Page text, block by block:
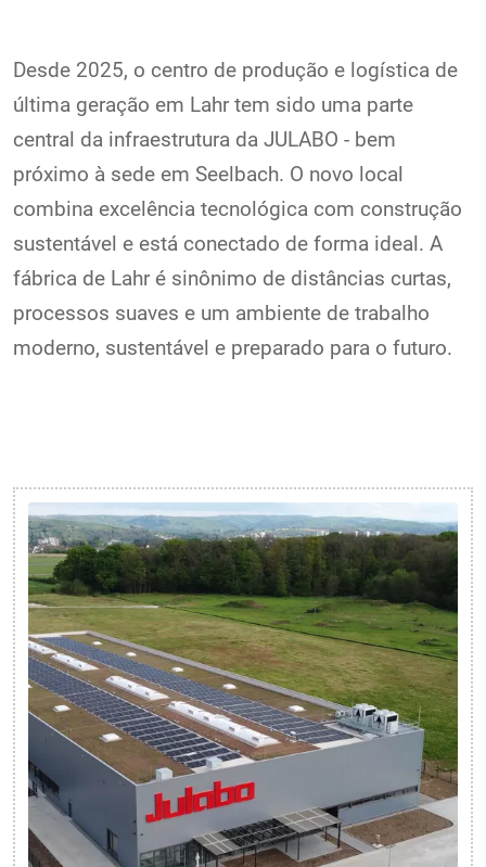
Desde 2025, o centro de produção e logística de
última geração em Lahr tem sido uma parte
central da infraestrutura da JULABO - bem
próximo à sede em Seelbach. O novo local
combina excelência tecnológica com construção
sustentável e está conectado de forma ideal. A
fábrica de Lahr é sinônimo de distâncias curtas,
processos suaves e um ambiente de trabalho
moderno, sustentável e preparado para o futuro.